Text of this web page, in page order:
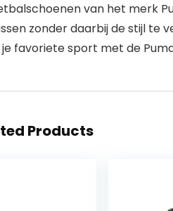
van het merk
zonder daarbij de stijl te
favoriete sport met de
Products